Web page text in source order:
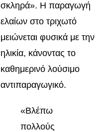
σκληρά». Η παραγωγή
ελαίων στο τριχωτό
μειώνεται φυσικά με την
ηλικία, κάνοντας το
καθημερινό λούσιμο
αντιπαραγωγικό.
«Βλέπω
πολλούς